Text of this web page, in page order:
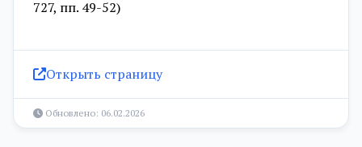
727, пп. 49-52)
Открыть страницу
Обновлено: 06.02.2026